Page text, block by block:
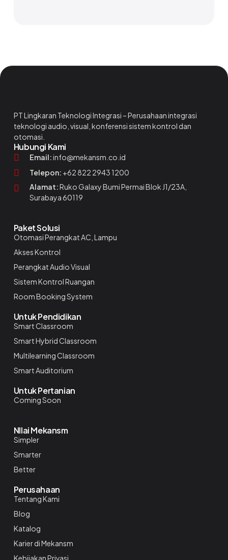
PT Lingkaran Teknologi Integrasi – Perusahaan integrasi
teknologi audio, visual, konferensi sistem kontrol dan
otomasi.
Hubungi Kami
Email:info@mekansm.co.id
Telepon: +62 822 2943 1200
Alamat:Ruko Galaxy Bumi Permai Blok J1/23A,
Surabaya 60119
Paket Solusi
Otomasi Perangkat AC, Lampu
Akses Kontrol
Perangkat Audio Visual
Sistem Kontrol Ruangan
Room Booking System
Untuk Pendidikan
Smart Classroom
Smart Hybrid Classroom
Multilearning Classroom
Smart Auditorium
Untuk Pertanian
Coming Soon
NIlai Mekansm
Simpler
Smarter
Better
Perusahaan
Tentang Kami
Blog
Katalog
Karier di Mekansm